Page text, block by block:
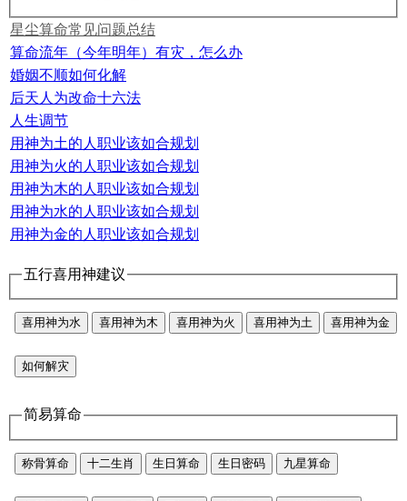
星尘算命常见问题总结
算命流年（今年明年）有灾，怎么办
婚姻不顺如何化解
后天人为改命十六法
人生调节
用神为土的人职业该如合规划
用神为火的人职业该如合规划
用神为木的人职业该如合规划
用神为水的人职业该如合规划
用神为金的人职业该如合规划
五行喜用神建议
喜用神为水 喜用神为木 喜用神为火 喜用神为土 喜用神为金
如何解灾
简易算命
称骨算命 十二生肖 生日算命 生日密码 九星算命